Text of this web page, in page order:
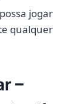
jogar
qualquer
–